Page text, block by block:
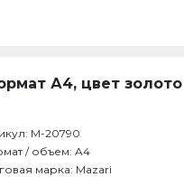
А4, цвет золото
M-20790
/ объем: A4
марка: Mazari